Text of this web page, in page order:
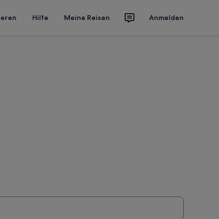
Hilfe Meine Reisen Anmelden